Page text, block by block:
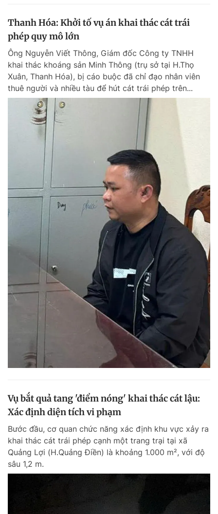
Thanh Hóa: Khởi tố vụ án khai thác cát trái
phép quy mô lớn
Ông Nguyễn Viết Thông, Giám đốc Công ty TNHH
khai thác khoáng sản Minh Thông (trụ sở tại H.Thọ
Xuân, Thanh Hóa), bị cáo buộc đã chỉ đạo nhân viên
thuê người và nhiều tàu để hút cát trái phép trên...
Vụ bắt quả tang 'điểm nóng' khai thác cát lậu:
Xác định diện tích vi phạm
Bước đầu, cơ quan chức năng xác định khu vực xảy ra
khai thác cát trái phép cạnh một trang trại tại xã
Quảng Lợi (H.Quảng Điền) là khoảng 1.000 m², với độ
sâu 1,2 m.